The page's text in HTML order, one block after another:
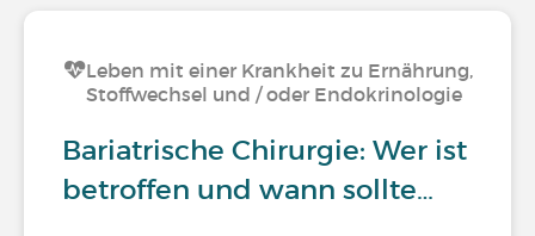
Leben mit einer Krankheit zu Ernährung,
Stoffwechsel und / oder Endokrinologie
Bariatrische Chirurgie: Wer ist
betroffen und wann sollte…